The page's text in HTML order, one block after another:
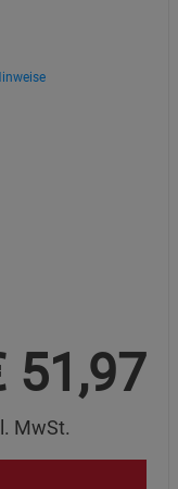
51,97
MwSt.